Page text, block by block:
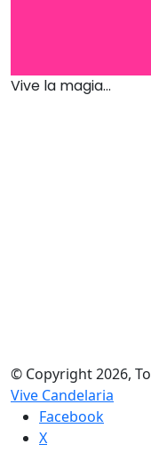
Vive la magia...
© Copyright 2026,
Vive Candelaria
Facebook
X